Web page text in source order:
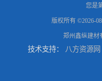
您是
版权所有 ©2026-
郑州鑫纵建材
技术支持： 八方资源网